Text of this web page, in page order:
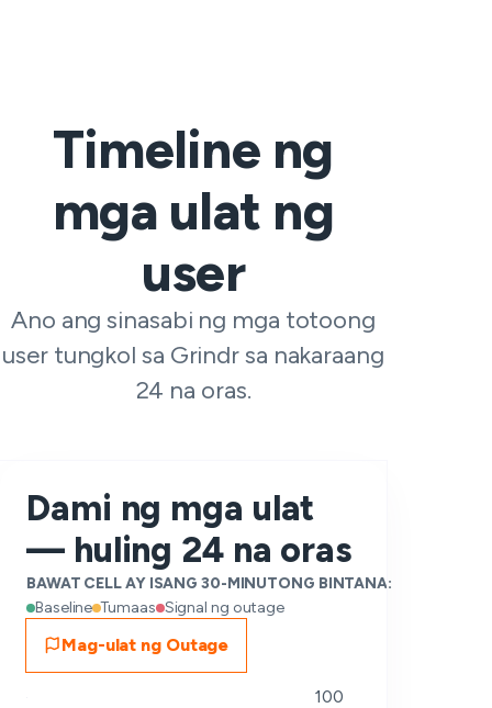
Timeline ng
mga ulat ng
user
Ano ang sinasabi ng mga totoong
user tungkol sa Grindr sa nakaraang
24 na oras.
Dami ng mga ulat
— huling 24 na oras
BAWAT CELL AY ISANG 30-MINUTONG BINTANA:
Baseline Tumaas Signal ng outage
Mag-ulat ng Outage
100